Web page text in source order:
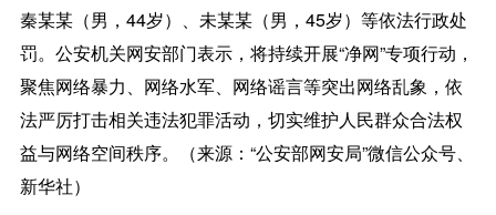
秦某某（男，44岁）、未某某（男，45岁）等依法行政处
罚。公安机关网安部门表示，将持续开展“净网”专项行动，
聚焦网络暴力、网络水军、网络谣言等突出网络乱象，依
法严厉打击相关违法犯罪活动，切实维护人民群众合法权
益与网络空间秩序。（来源：“公安部网安局”微信公众号、
新华社）